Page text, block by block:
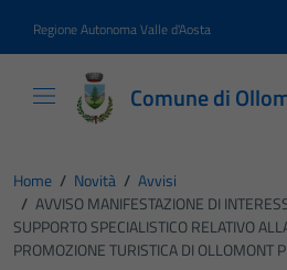
Regione Autonoma Valle d'Aosta
Comune di
Home / Novità / Avvisi
/ AVVISO MANIFESTAZIONE DI
SUPPORTO SPECIALISTICO RELATIVO
PROMOZIONE TURISTICA DI OLLOMONT